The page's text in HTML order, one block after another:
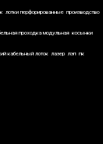
лотки перфорированные производство
проходка модульная косынки
кабельный лоток лазер лэп пк